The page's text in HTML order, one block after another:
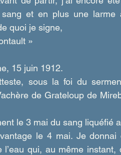
et en plus une
quoi je signe,
»
15 juin 1912.
sous la foi du
de Grateloup de
le 3 mai du sang liquéfié
le 4 mai. Je
l’eau qui, au même